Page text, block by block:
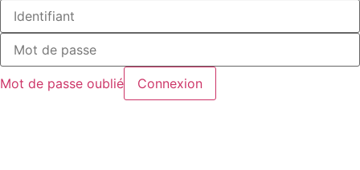
Mot de passe oublié